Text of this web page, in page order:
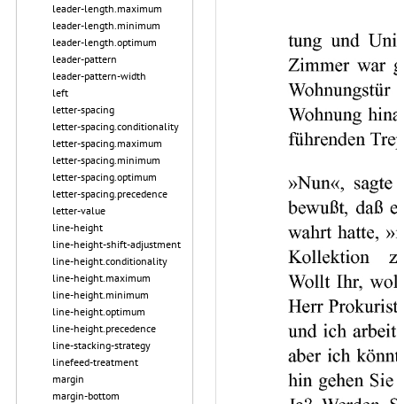
leader-length.maximum
leader-length.minimum
leader-length.optimum
leader-pattern
leader-pattern-width
left
letter-spacing
letter-spacing.conditionality
letter-spacing.maximum
letter-spacing.minimum
letter-spacing.optimum
letter-spacing.precedence
letter-value
line-height
line-height-shift-adjustment
line-height.conditionality
line-height.maximum
line-height.minimum
line-height.optimum
line-height.precedence
line-stacking-strategy
linefeed-treatment
margin
margin-bottom